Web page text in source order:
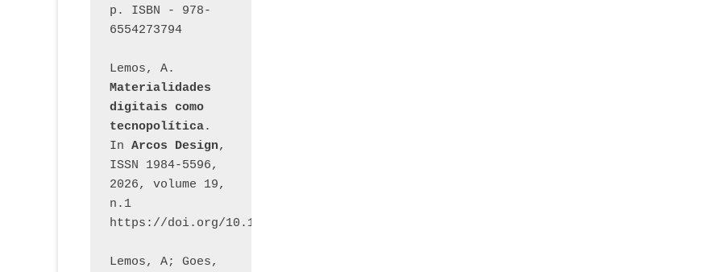
p. ISBN - 978-
6554273794
Materialidades
digitais como
tecnopolítica.
In Arcos Design,
ISSN 1984-5596,
2026, volume 19,
n.1
https://doi.org/10.12957/arcosdesign.2026.95390
Lemos, A; Goes,